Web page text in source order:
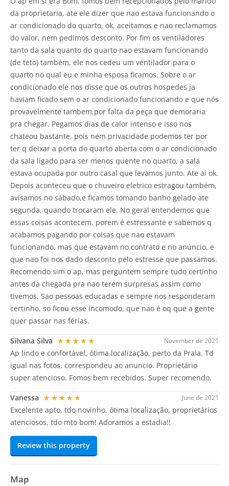
da proprietaria, ate ele dizer que nao estava funcionando o
ar condicionado do quarto, ok, aceitamos e nao reclamamos
do valor, nem pedimos desconto. Por fim os ventiladores
tanto da sala quanto do quarto nao estavam funcionando
(de teto) também, ele nos cedeu um ventilador para o
quarto no qual eu e minha esposa ficamos. Sobre o ar
condicionado ele nos disse que os outros hospedes ja
haviam ficado sem o ar condicionado funcionando e que nós
provavelmente tambem,por falta da peça que demoraria
pra chegar. Pegamos dias de calor intenso e isso nos
chateou bastante, pois nem privacidade podemos ter por
ter q deixar a porta do quarto aberta com o ar condicionado
da sala ligado para ser menos quente no quarto, a sala
estava ocupada por outro casal que levamos junto. Ate ai ok.
Depois aconteceu que o chuveiro eletrico estragou também,
avisamos no sábado,e ficamos tomando banho gelado ate
segunda, quando trocaram ele. No geral entendemos que
essas coisas acontecem, porem é estressante e sabemos q
acabamos pagando por coisas que nao estavam
funcionando, mas que estavam no contrato e no anúncio, e
que nao foi nos dado desconto pelo estresse que passamos.
Recomendo sim o ap, mas perguntem sempre tudo certinho
antes da chegada pra nao terem surpresas assim como
tivemos. Sao pessoas educadas e sempre nos responderam
certinho, so ficou esse incomodo, que nao é oq que a gente
quer passar nas férias.
November de 2021
Silvana Silva ★★★★★
Ap lindo e confortável, ótima localização, perto da Praia. Td
igual nas fotos, correspondeu ao anuncio. Proprietário
super atencioso. Fomos bem recebidos. Super recomendo.
June de 2021
Vanessa ★★★★★
Excelente apto, tdo novinho, ótima localização, proprietários
atenciosos, tdo mto bom! Adoramos a estadia!!
Review this property
Map